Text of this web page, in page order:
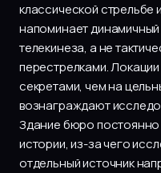
классической стрельбе
напоминает
телекинеза, а не
перестрелками.
секретами, чем на
вознаграждают
Здание бюро постоянно
истории, из-за чего
отдельный источник